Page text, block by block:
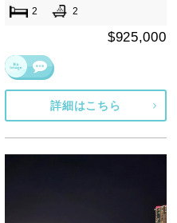
2 2
$925,000
詳細はこちら